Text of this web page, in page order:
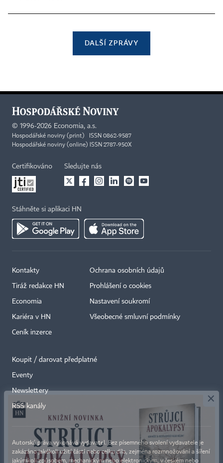
DALŠÍ ZPRÁVY
© 1996-2026 Economia, a.s.
Hospodářské noviny (print) ISSN 0862-9587
Hospodářské noviny (online) ISSN 2787-950X
Certifikováno Sledujte nás
Stáhněte si aplikaci HN
Kontakty
Tiráž redakce HN
Economia
Kariéra v HN
Ceník inzerce
Ochrana osobních údajů
Prohlášení o cookies
Nastavení soukromí
Všeobecné smluvní podmínky
Koupit / darovat předplatné
Eventy
Newslettery
RSS kanály
Autorská práva vykonává vydavatel. Bez písemného svolení vydavatele je
zakázáno jakékoli užití částí nebo celku díla, zejména rozmnožování a šíření
jakýmkoli způsobem, mechanickým nebo elektronickým, v českém nebo